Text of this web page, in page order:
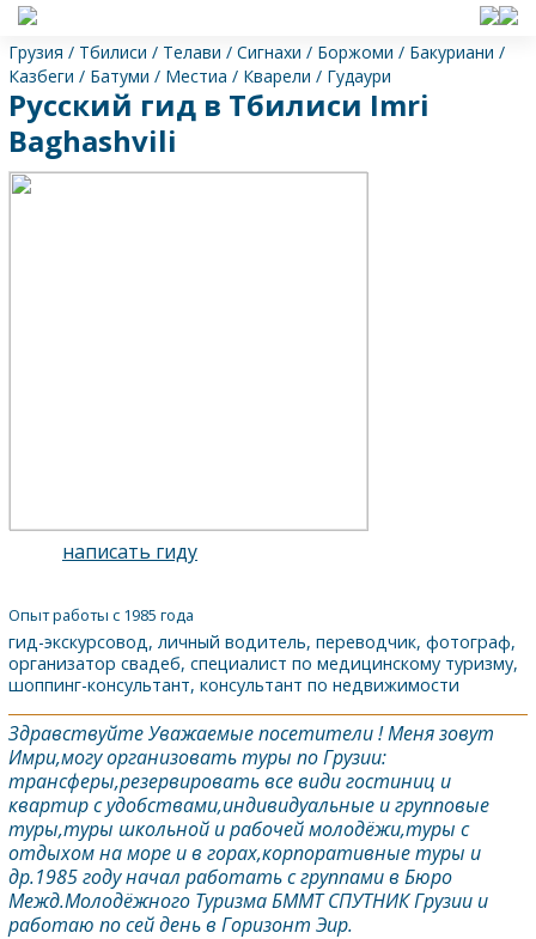
Грузия / Тбилиси / Телави / Сигнахи / Боржоми / Бакуриани /
Казбеги / Батуми / Местиа / Кварели / Гудаури
Русский гид в Тбилиси Imri
Baghashvili
написать гиду
Опыт работы с 1985 года
гид-экскурсовод, личный водитель, переводчик, фотограф,
организатор свадеб, специалист по медицинскому туризму,
шоппинг-консультант, консультант по недвижимости
Здравствуйте Уважаемые посетители ! Меня зовут
Имри,могу организовать туры по Грузии:
трансферы,резервировать все види гостиниц и
квартир с удобствами,индивидуальные и групповые
туры,туры школьной и рабочей молодёжи,туры с
отдыхом на море и в горах,корпоративные туры и
др.1985 году начал работать с группами в Бюро
Межд.Молодёжного Туризма БММТ СПУТНИК Грузии и
работаю по сей день в Горизонт Эир.